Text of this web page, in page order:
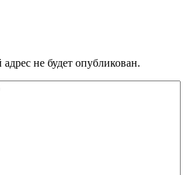
не будет опубликован.